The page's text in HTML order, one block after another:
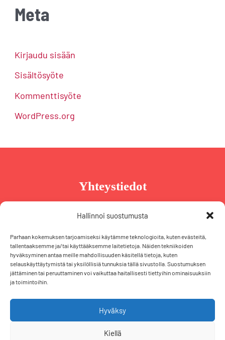
Hallinnoi suostumusta
Parhaan kokemuksen tarjoamiseksi käytämme teknologioita, kuten evästeitä,
tallentaaksemme ja/tai käyttääksemme laitetietoja. Näiden tekniikoiden
hyväksyminen antaa meille mahdollisuuden käsitellä tietoja, kuten
selauskäyttäytymistä tai yksilöllisiä tunnuksia tällä sivustolla. Suostumuksen
jättäminen tai peruuttaminen voi vaikuttaa haitallisesti tiettyihin ominaisuuksiin
ja toimintoihin.
Hyväksy
Kiellä
Meta
Kirjaudu sisään
Sisältösyöte
Kommenttisyöte
WordPress.org
Yhteystiedot
Taru Reinikainen
taru@tarureinikainen.fi
Vaalipäällikö
Puh. +358 50 574 2355
iris@tarureinikainen.fi